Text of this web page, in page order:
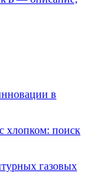
в
хлопком: поиск
газовых